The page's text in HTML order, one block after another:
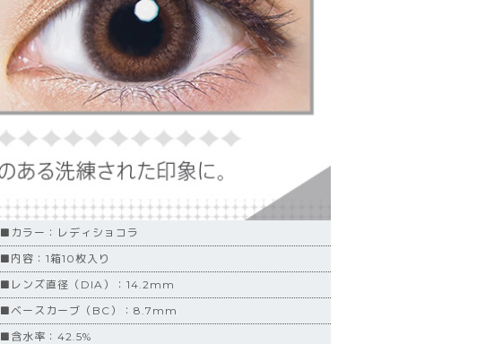
■カラー：レディショコラ
■内容：1箱10枚入り
■レンズ直径（DIA）：14.2mm
■ベースカーブ（BC）：8.7mm
■含水率：42.5%